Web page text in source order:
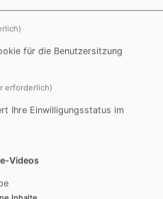
Mayer-Ley, Dr. Peter Meyer,
Jürgensen, Sonja Ehret,
sowie Ideen, konstruktiver
Beiträgen werden Sie
des KVs ein offenes Ohr
für die Benutzersitzung
erforderlich)
Ihre Einwilligungsstatus im
Videos